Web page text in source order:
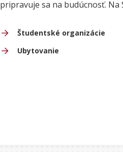
pripravuje sa na budúcnosť. Na
Študentské organizácie
Ubytovanie